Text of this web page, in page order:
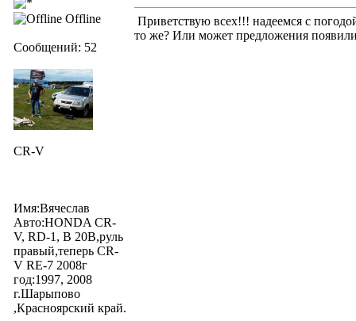
Offline
Сообщений: 52
CR-V
Имя:Вячеслав
Авто:HONDA CR-
V, RD-1, B 20B,руль
правый,теперь CR-
V RE-7 2008г
год:1997, 2008
г.Шарыпово
,Красноярский край.
Приветствую всех!!! надеемся с
то же? Или может предложения